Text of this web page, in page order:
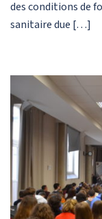
des conditions de
sanitaire due […]